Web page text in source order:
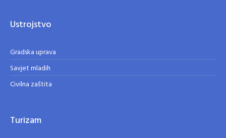
Ustrojstvo
Gradska uprava
Savjet mladih
Civilna zaštita
Turizam